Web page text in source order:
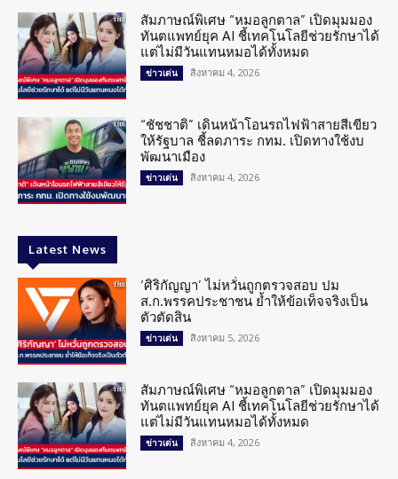
สัมภาษณ์พิเศษ “หมอลูกตาล” เปิดมุมมอง
ทันตแพทย์ยุค AI ชี้เทคโนโลยีช่วยรักษาได้
แต่ไม่มีวันแทนหมอได้ทั้งหมด
ข่าวเด่น สิงหาคม 4, 2026
“ชัชชาติ” เดินหน้าโอนรถไฟฟ้าสายสีเขียว
ให้รัฐบาล ชี้ลดภาระ กทม. เปิดทางใช้งบ
พัฒนาเมือง
ข่าวเด่น สิงหาคม 4, 2026
Latest News
‘ศิริกัญญา’ ไม่หวั่นถูกตรวจสอบ ปม
ส.ก.พรรคประชาชน ย้ำให้ข้อเท็จจริงเป็น
ตัวตัดสิน
ข่าวเด่น สิงหาคม 5, 2026
สัมภาษณ์พิเศษ “หมอลูกตาล” เปิดมุมมอง
ทันตแพทย์ยุค AI ชี้เทคโนโลยีช่วยรักษาได้
แต่ไม่มีวันแทนหมอได้ทั้งหมด
ข่าวเด่น สิงหาคม 4, 2026